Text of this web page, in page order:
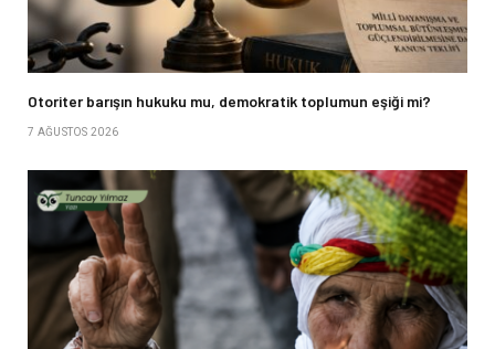
Otoriter barışın hukuku mu, demokratik toplumun eşiği mi?
7 AĞUSTOS 2026